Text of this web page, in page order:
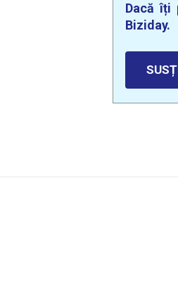
Dacă îți
Biziday.